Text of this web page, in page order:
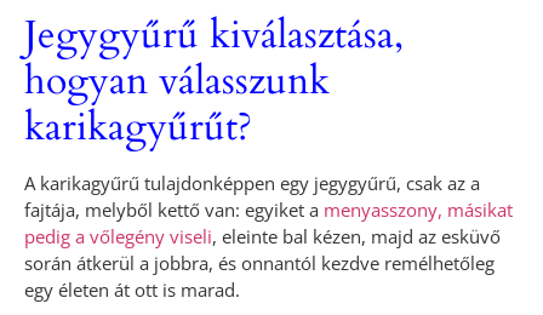
Jegygyűrű kiválasztása,
hogyan válasszunk
karikagyűrűt?
A karikagyűrű tulajdonképpen egy jegygyűrű, csak az a
fajtája, melyből kettő van: egyiket a menyasszony, másikat
pedig a vőlegény viseli, eleinte bal kézen, majd az esküvő
során átkerül a jobbra, és onnantól kezdve remélhetőleg
egy életen át ott is marad.